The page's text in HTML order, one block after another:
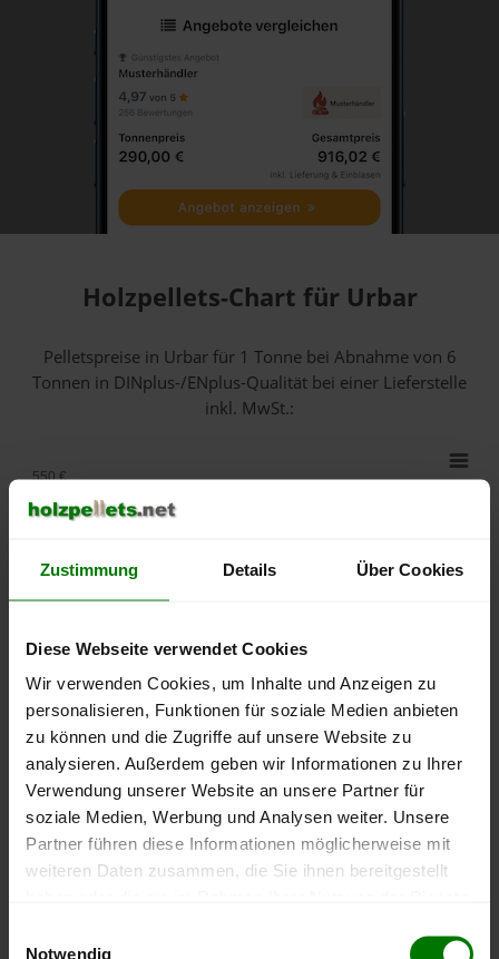
Zustimmung Details Über Cookies
Diese Webseite verwendet Cookies
Wir verwenden Cookies, um Inhalte und Anzeigen zu
personalisieren, Funktionen für soziale Medien anbieten
zu können und die Zugriffe auf unsere Website zu
analysieren. Außerdem geben wir Informationen zu Ihrer
Verwendung unserer Website an unsere Partner für
soziale Medien, Werbung und Analysen weiter. Unsere
Partner führen diese Informationen möglicherweise mit
weiteren Daten zusammen, die Sie ihnen bereitgestellt
Notwendig
Holzpellets-Chart für Urbar
Pelletspreise in Urbar für 1 Tonne bei Abnahmevon 6
Tonnen in DINplus-/ENplus-Qualität bei einer Lieferstelle
inkl. MwSt.:
lose Ware Sackware
September
2025
Januar
2026
Mai
2026
250 €
300 €
350 €
450 €
550 €